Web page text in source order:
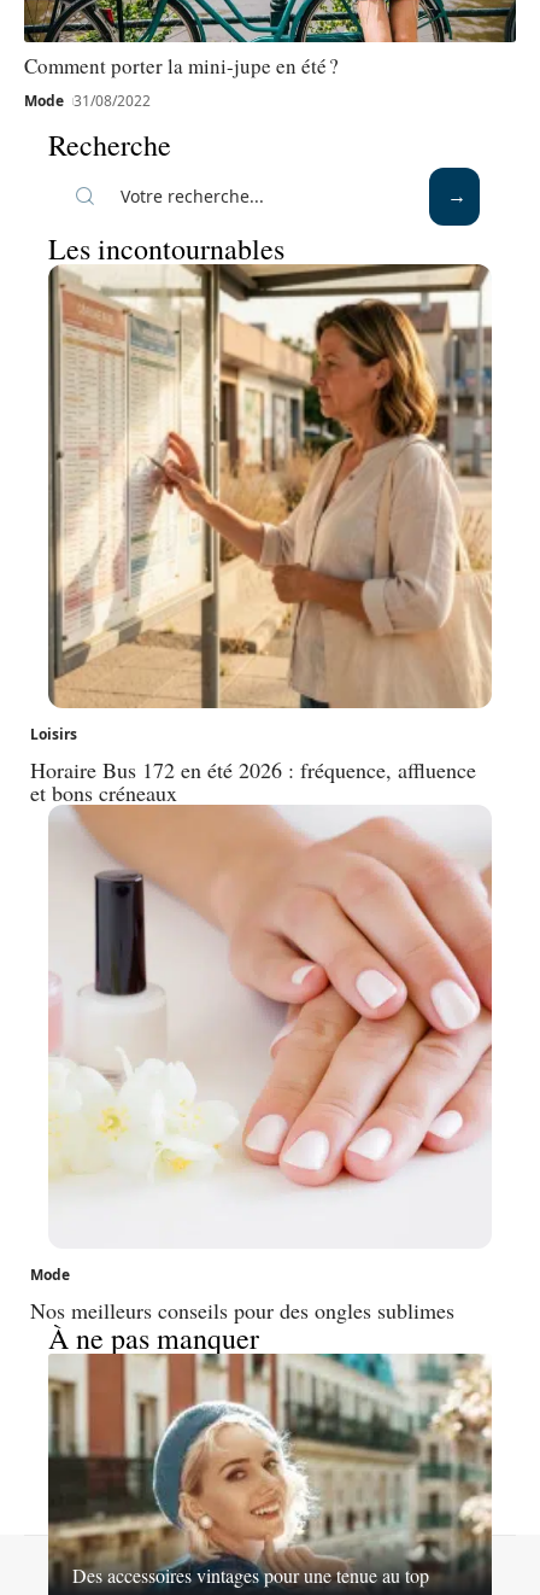
Comment porter la mini-jupe en été ?
Mode 31/08/2022
Recherche
Les incontournables
Loisirs
Horaire Bus 172 en été 2026 : fréquence, affluence
et bons créneaux
Mode
Nos meilleurs conseils pour des ongles sublimes
À ne pas manquer
Des accessoires vintages pour une tenue au top
Contact Mentions légales Sitemap